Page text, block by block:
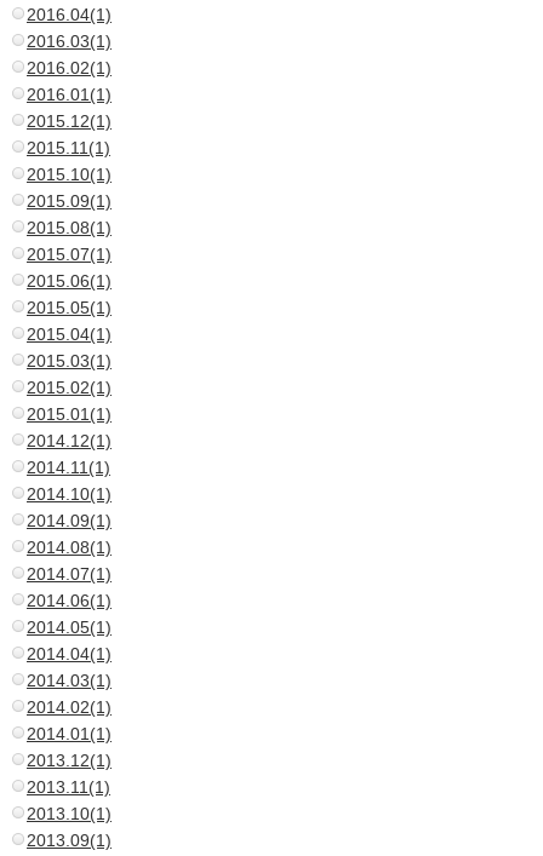
2016.04(1)
2016.03(1)
2016.02(1)
2016.01(1)
2015.12(1)
2015.11(1)
2015.10(1)
2015.09(1)
2015.08(1)
2015.07(1)
2015.06(1)
2015.05(1)
2015.04(1)
2015.03(1)
2015.02(1)
2015.01(1)
2014.12(1)
2014.11(1)
2014.10(1)
2014.09(1)
2014.08(1)
2014.07(1)
2014.06(1)
2014.05(1)
2014.04(1)
2014.03(1)
2014.02(1)
2014.01(1)
2013.12(1)
2013.11(1)
2013.10(1)
2013.09(1)